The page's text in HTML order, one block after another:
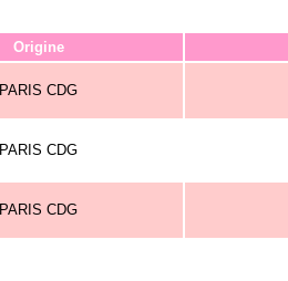
Origine
PARIS CDG
PARIS CDG
PARIS CDG